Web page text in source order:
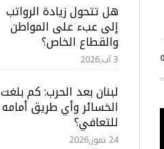
0
هل تتحول زيادة الرواتب
إلى عبء على المواطن
والقطاع الخاص؟
3 آب,2026
لبنان بعد الحرب: كم بلغت
الخسائر وأي طريق أمامه
للتعافي؟
24 تموز,2026